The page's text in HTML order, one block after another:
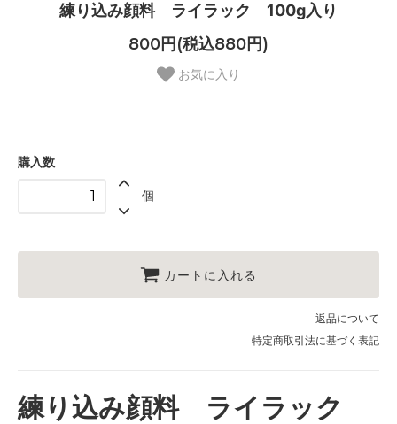
練り込み顔料 ライラック 100g入り
800円(税込880円)
お気に入り
購入数
個
カートに入れる
返品について
特定商取引法に基づく表記
練り込み顔料 ライラック